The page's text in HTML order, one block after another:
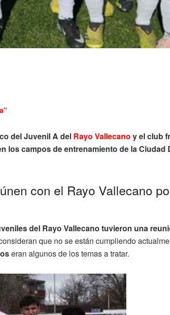
del Juvenil A del Rayo Vallecano y el club
los campos de entrenamiento de la Ciudad
con el Rayo Vallecano
del Rayo Vallecano tuvieron una
que no se están cumpliendo
eran algunos de los temas a tratar.